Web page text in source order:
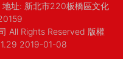
地址: 新北市220板橋區文化
All Rights Reserved 版權
2019-01-08